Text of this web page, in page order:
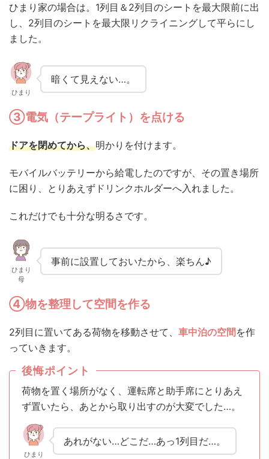
ひまり家の場合は。1列目＆2列目のシートを最大限前に出
し、2列目のシートを最大限リクライニングして平らにし
ました。
ひまり
暗くて見えない…。
③電気（テープライト）を点ける
ドアを閉めてから、明かりを付けます。
モバイルバッテリーから給電したのですが、その置き場所
に困り、とりあえずドリンクホルダーへ入れました。
これだけでも十分な明るさです。
ひまり
母
事前に設置しておいたから、楽ちん♪
④物を整理して空間を作る
2列目に置いてある荷物を移動させて、 車中泊の空間を作
っていきます。
後悔ポイント
荷物を置く場所がなく、運転席と助手席にとりあえ
ず置いたら、あとから取り出すのが大変でした…。
ひまり
あれがない…どこだ…あっ1列目だ…。